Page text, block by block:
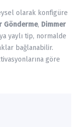
olarak konfigüre
Gönderme, Dimmer
yaylı tip, normalde
bağlanabilir.
göre